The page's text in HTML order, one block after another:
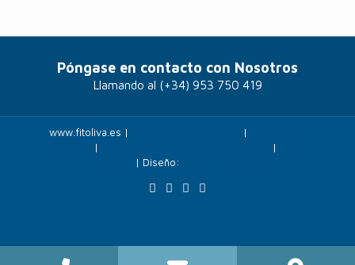
Póngase en contacto con Nosotros
Llamando al (+34) 953 750 419
www.fitoliva.es | |
| |
| Diseño: